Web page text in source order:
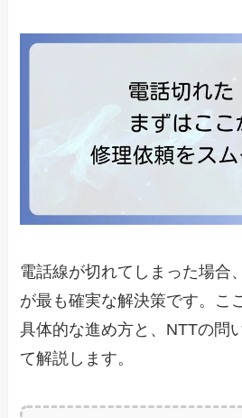
電話線が切れてしまった場合
が最も確実な解決策です。こ
具体的な進め方と、NTTの問
て解説します。